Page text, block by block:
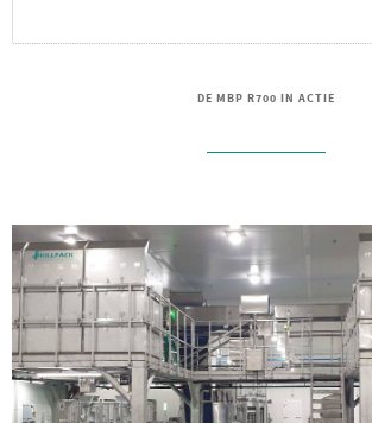
DE MBP R700 IN ACTIE